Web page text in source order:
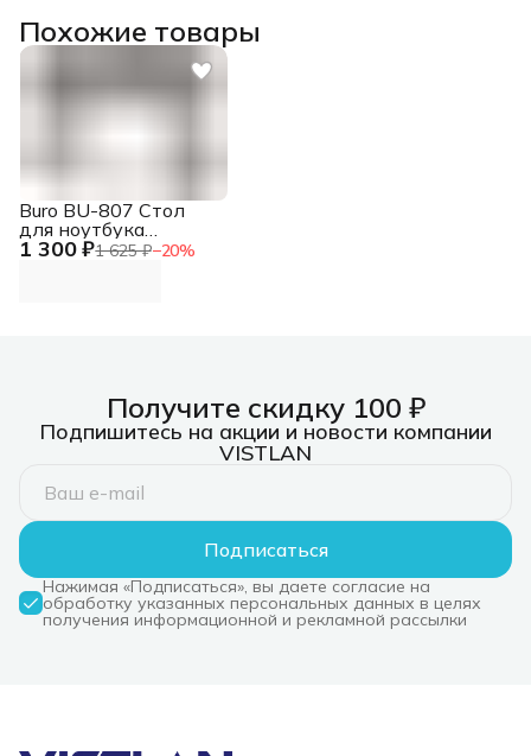
Похожие товары
1 300 ₽1 625 ₽−20%
Buro BU-807 Стол
для ноутбука
складн. столешница
Получите скидку 100 ₽
Подпишитесь на акции и новости компании
VISTLAN
Подписаться
Нажимая «Подписаться», вы даете согласие на
обработку указанных персональных данных в целях
получения информационной и рекламной рассылки